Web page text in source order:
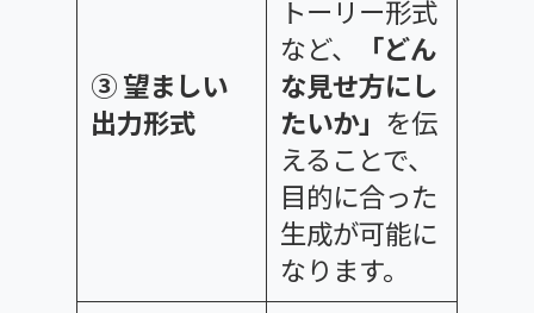
③ 望ましい
出力形式
トーリー形式
など、
「どん
な見せ方にし
たいか」 を伝
えることで、
目的に合った
生成が可能に
なります。